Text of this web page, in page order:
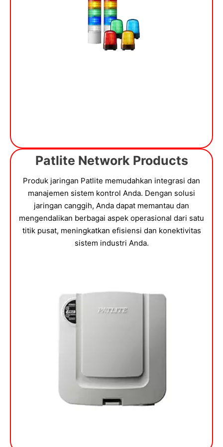
Patlite Network Products
Produk jaringan Patlite memudahkan integrasi dan
manajemen sistem kontrol Anda. Dengan solusi
jaringan canggih, Anda dapat memantau dan
mengendalikan berbagai aspek operasional dari satu
titik pusat, meningkatkan efisiensi dan konektivitas
sistem industri Anda.